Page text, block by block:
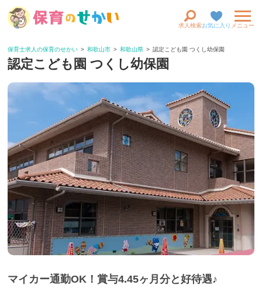
求人検索お気に入り メニュー
保育士求人の保育のせかい 和歌山市 和歌山県 認定こども園 つくし幼保園
認定こども園 つくし幼保園
マイカー通勤OK！賞与4.45ヶ月分と好待遇♪